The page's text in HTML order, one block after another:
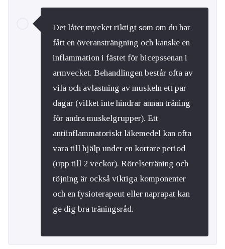
Det låter mycket riktigt som om du har
fått en överansträngning och kanske en
inflammation i fästet för bicepssenan i
armvecket. Behandlingen består ofta av
vila och avlastning av muskeln ett par
dagar (vilket inte hindrar annan träning
för andra muskelgrupper). Ett
antiinflammatoriskt läkemedel kan ofta
vara till hjälp under en kortare period
(upp till 2 veckor). Rörelseträning och
töjning är också viktiga komponenter
och en fysioterapeut eller naprapat kan
ge dig bra träningsråd.